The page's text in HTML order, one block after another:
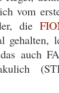
vom
die
gehalten,
auch